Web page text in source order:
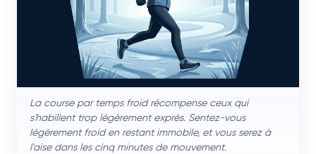
La course par temps froid récompense ceux qui
s'habillent trop légèrement exprès. Sentez-vous
légèrement froid en restant immobile, et vous serez à
l'aise dans les cinq minutes de mouvement.